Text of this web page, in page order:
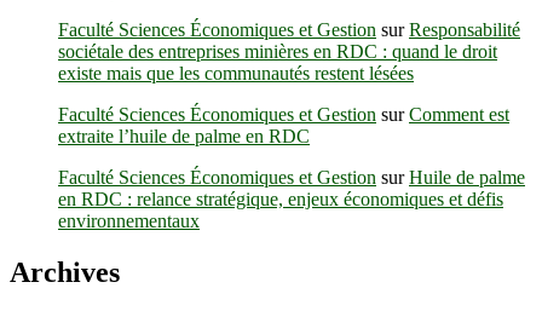
Faculté Sciences Économiques et Gestion surResponsabilité
sociétale des entreprises minières en RDC : quand le droit
existe mais que les communautés restent lésées
Faculté Sciences Économiques et Gestion surComment est
extraite l’huile de palme en RDC
Faculté Sciences Économiques et Gestion surHuile de palme
en RDC : relance stratégique, enjeux économiques et défis
environnementaux
Archives